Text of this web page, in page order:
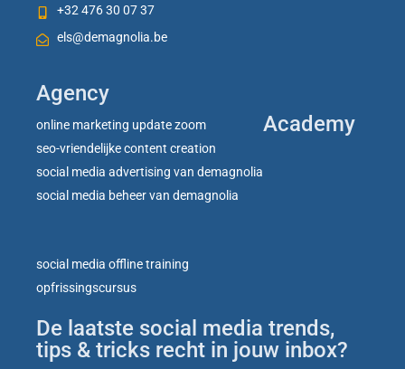
+32 476 30 07 37
els@demagnolia.be
Agency
online marketing update zoom
seo-vriendelijke content creation
social media advertising van demagnolia
social media beheer van demagnolia
Academy
social media offline training
opfrissingscursus
De laatste social media trends,
tips & tricks recht in jouw inbox?